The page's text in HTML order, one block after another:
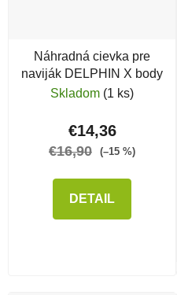
Náhradná cievka pre
naviják DELPHIN X body
Skladom (1 ks)
€14,36
€16,90 (–15 %)
DETAIL